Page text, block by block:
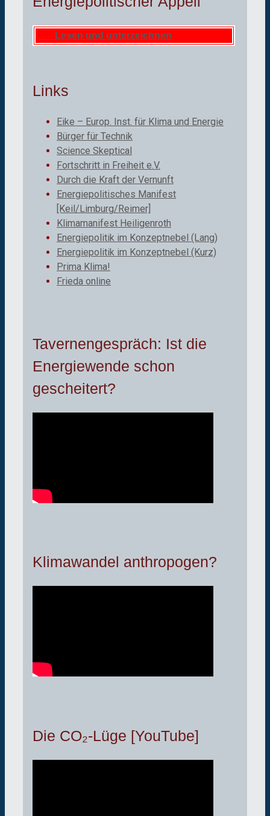
Lesen und unterzeichnen
Links
Eike – Europ. Inst. für Klima und Energie
Bürger für Technik
Science Skeptical
Fortschritt in Freiheit e.V.
Durch die Kraft der Vernunft
Energiepolitisches Manifest
[Keil/Limburg/Reimer]
Klimamanifest Heiligenroth
Energiepolitik im Konzeptnebel (Lang)
Energiepolitik im Konzeptnebel (Kurz)
Prima Klima!
Frieda online
Tavernengespräch: Ist die
Energiewende schon
gescheitert?
Klimawandel anthropogen?
Die CO₂-Lüge [YouTube]